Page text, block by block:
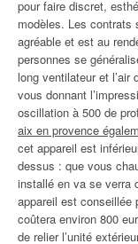
pour faire discret,
modèles. Les contrats
agréable et est au
personnes se
long ventilateur et
vous donnant
oscillation à 500 de
aix en provence
cet appareil est
dessus : que vous
installé en va se verra
appareil est conseillée
coûtera environ 800
de relier l’unité